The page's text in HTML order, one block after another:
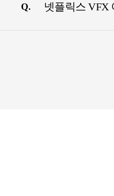
Q. 넷플릭스 VFX